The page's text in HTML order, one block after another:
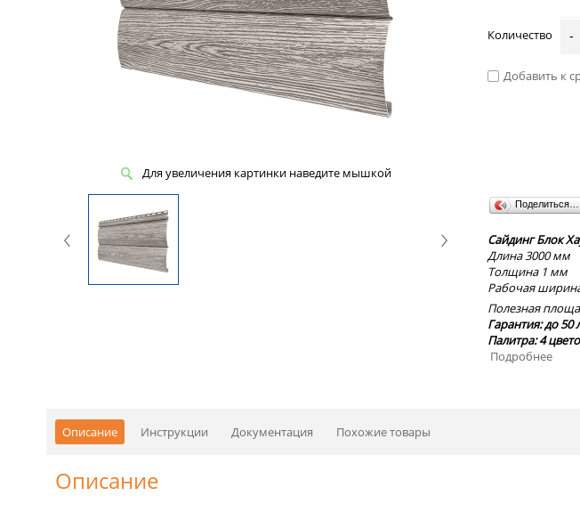
Для увеличения картинки наведите мышкой
Количество -
Добавить к
Поделиться…
Сайдинг Блок
Длина 3000 мм
Толщина 1 мм
Рабочая
Полезная
Гарантия: до 50
Палитра: 4
Подробнее
Описание Инструкции Документация Похожие товары
Описание